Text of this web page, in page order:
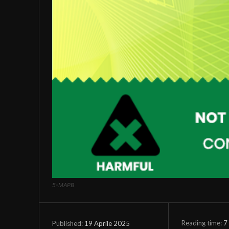
5-MAPB
Published: 19 Aprile 2025 Reading time: 7